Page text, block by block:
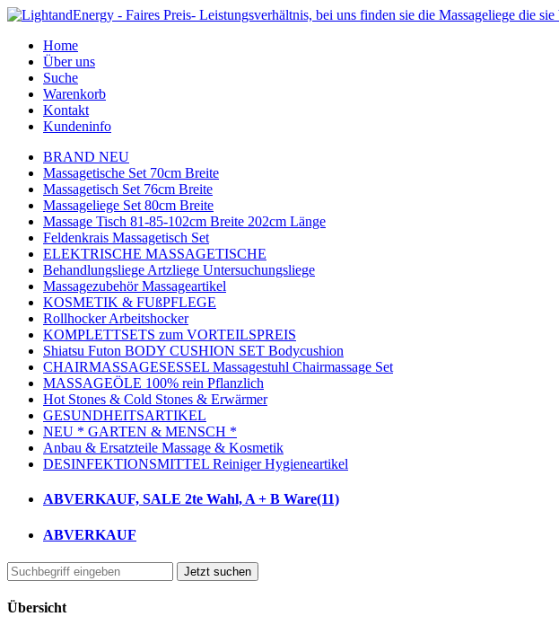
Home
Über uns
Suche
Warenkorb
Kontakt
Kundeninfo
BRAND NEU
Massagetische Set 70cm Breite
Massagetisch Set 76cm Breite
Massageliege Set 80cm Breite
Massage Tisch 81-85-102cm Breite 202cm Länge
Feldenkrais Massagetisch Set
ELEKTRISCHE MASSAGETISCHE
Behandlungsliege Artzliege Untersuchungsliege
Massagezubehör Massageartikel
KOSMETIK & FUßPFLEGE
Rollhocker Arbeitshocker
KOMPLETTSETS zum VORTEILSPREIS
Shiatsu Futon BODY CUSHION SET Bodycushion
CHAIRMASSAGESESSEL Massagestuhl Chairmassage Set
MASSAGEÖLE 100% rein Pflanzlich
Hot Stones & Cold Stones & Erwärmer
GESUNDHEITSARTIKEL
NEU * GARTEN & MENSCH *
Anbau & Ersatzteile Massage & Kosmetik
DESINFEKTIONSMITTEL Reiniger Hygieneartikel
ABVERKAUF, SALE 2te Wahl, A + B Ware(11)
ABVERKAUF
Jetzt suchen
Übersicht